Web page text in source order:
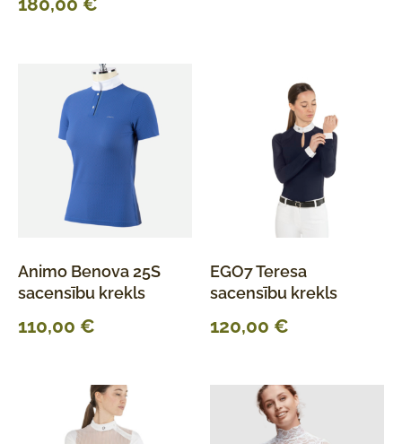
Animo Benova 25S
sacensību krekls
110,00 €
EGO7 Teresa
sacensību krekls
120,00 €